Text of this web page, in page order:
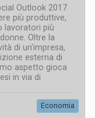
Outlook 2017
più produttive,
lavoratori più
Oltre la
di un'impresa,
esterna di
aspetto gioca
in via di
Economia